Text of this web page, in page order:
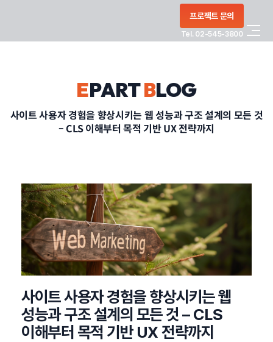
프로젝트 문의
Tel. 02-545-3800
PORTFOLIO
CONTACT
정부지원사업
EPARTBLOG
사이트 사용자 경험을 향상시키는 웹 성능과 구조 설계의 모든 것
– CLS 이해부터 목적 기반 UX 전략까지
사이트 사용자 경험을 향상시키는 웹
성능과 구조 설계의 모든 것 – CLS
이해부터 목적 기반 UX 전략까지